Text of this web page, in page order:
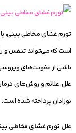
تورم غشای مخاطی بینی،
است که می‌تواند تنفس و
ناشی از عفونت‌های
علل، علائم و روش‌های
نوزادان پرداخته شده است.
علل تورم غشای مخاطی